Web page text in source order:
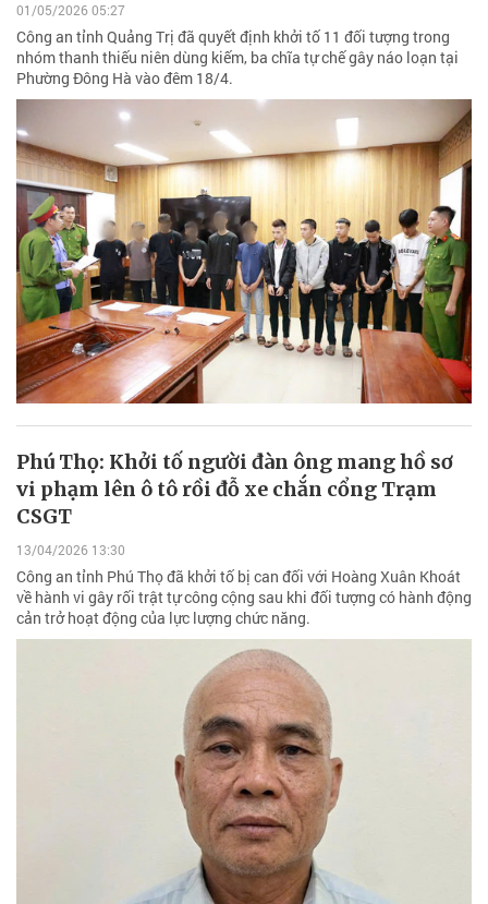
01/05/2026 05:27
Công an tỉnh Quảng Trị đã quyết định khởi tố 11 đối tượng trong
nhóm thanh thiếu niên dùng kiếm, ba chĩa tự chế gây náo loạn tại
Phường Đông Hà vào đêm 18/4.
Phú Thọ: Khởi tố người đàn ông mang hồ sơ
vi phạm lên ô tô rồi đỗ xe chắn cổng Trạm
CSGT
13/04/2026 13:30
Công an tỉnh Phú Thọ đã khởi tố bị can đối với Hoàng Xuân Khoát
về hành vi gây rối trật tự công cộng sau khi đối tượng có hành động
cản trở hoạt động của lực lượng chức năng.